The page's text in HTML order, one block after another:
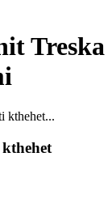
Treska
kthehet...